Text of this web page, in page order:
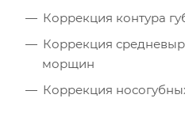
Коррекция контура
Коррекция
морщин
Коррекция